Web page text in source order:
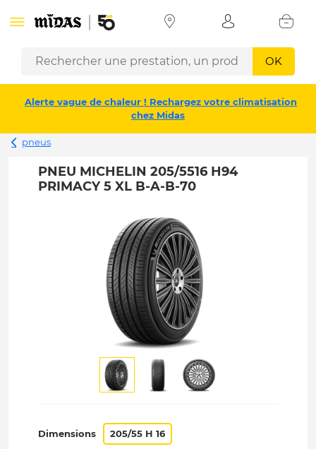
OK
Alerte vague de chaleur ! Rechargez votre climatisation
chez Midas
pneus
PNEU MICHELIN 205/5516 H94
PRIMACY 5 XL B-A-B-70
Dimensions 205/55 H 16